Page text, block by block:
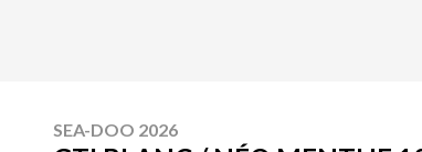
SEA-DOO 2026